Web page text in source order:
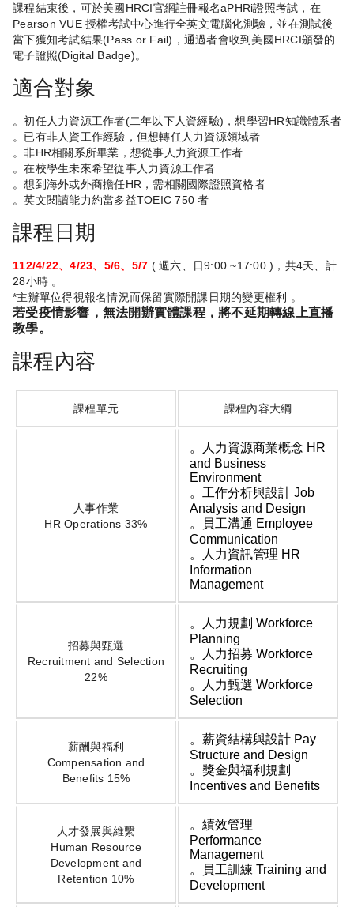
課程結束後，可於美國HRCI官網註冊報名aPHRi證照考試，在
Pearson VUE 授權考試中心進行全英文電腦化測驗，並在測試後
當下獲知考試結果(Pass or Fail)，通過者會收到美國HRCI頒發的
電子證照(Digital Badge)。
適合對象
。初任人力資源工作者(二年以下人資經驗)，想學習HR知識體系者
。已有非人資工作經驗，但想轉任人力資源領域者
。非HR相關系所畢業，想從事人力資源工作者
。在校學生未來希望從事人力資源工作者
。想到海外或外商擔任HR，需相關國際證照資格者
。英文閱讀能力約當多益TOEIC 750 者
課程日期
112/4/22、4/23、5/6、5/7 ( 週六、日9:00 ~17:00 )，共4天、計
28小時 。
*主辦單位得視報名情況而保留實際開課日期的變更權利 。
若受疫情影響，無法開辦實體課程，將不延期轉線上直播
教學。
課程內容
課程單元 課程內容大綱
人事作業
HR Operations 33%
。人力資源商業概念 HR
and Business
Environment
。工作分析與設計 Job
Analysis and Design
。員工溝通 Employee
Communication
。人力資訊管理 HR
Information
Management
招募與甄選
Recruitment and Selection
22%
。人力規劃 Workforce
Planning
。人力招募 Workforce
Recruiting
。人力甄選 Workforce
Selection
薪酬與福利
Compensation and
Benefits 15%
。薪資結構與設計 Pay
Structure and Design
。獎金與福利規劃
Incentives and Benefits
人才發展與維繫
Human Resource
Development and
Retention 10%
。績效管理
Performance
Management
。員工訓練 Training and
Development